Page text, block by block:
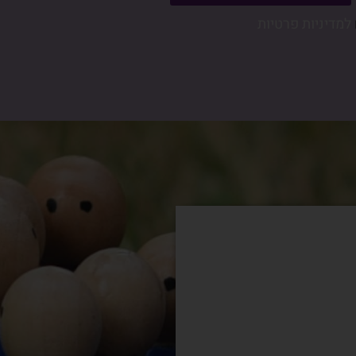
קשה לי